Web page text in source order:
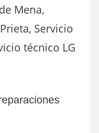
Mena,
Servicio
técnico LG